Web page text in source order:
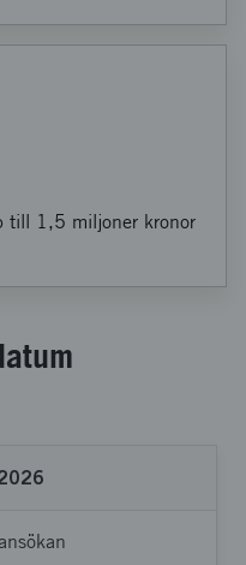
till 1,5 miljoner kronor